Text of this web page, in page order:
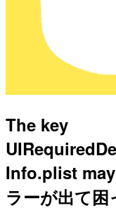
The key
Info.plist
ラーが出て